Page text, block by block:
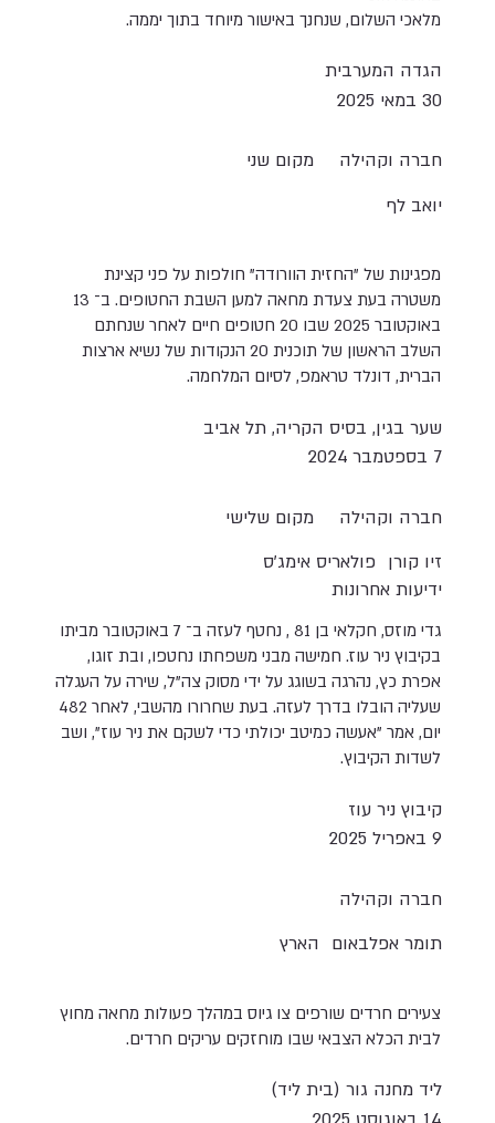
מלאכי השלום, שנחנך באישור מיוחד בתוך יממה.
הגדה המערבית
30 במאי 2025
מקום שני
חברה וקהילה
יואב לף
מפגינות של "החזית הוורודה" חולפות על פני קצינת
משטרה בעת צעדת מחאה למען השבת החטופים. ב־ 13
באוקטובר 2025 שבו 20 חטופים חיים לאחר שנחתם
השלב הראשון של תוכנית 20 הנקודות של נשיא ארצות
הברית, דונלד טראמפ, לסיום המלחמה.
שער בגין, בסיס הקריה, תל אביב
7 בספטמבר 2024
מקום שלישי
חברה וקהילה
פולאריס אימג'ס זיו קורן
ידיעות אחרונות
גדי מוזס, חקלאי בן 81 , נחטף לעזה ב־ 7 באוקטובר מביתו
בקיבוץ ניר עוז. חמישה מבני משפחתו נחטפו, ובת זוגו,
אפרת כץ, נהרגה בשוגג על ידי מסוק צה"ל, שירה על העגלה
שעליה הובלו בדרך לעזה. בעת שחרורו מהשבי, לאחר 482
יום, אמר "אעשה כמיטב יכולתי כדי לשקם את ניר עוז", ושב
לשדות הקיבוץ.
קיבוץ ניר עוז
9 באפריל 2025
חברה וקהילה
הארץ תומר אפלבאום
צעירים חרדים שורפים צו גיוס במהלך פעולות מחאה מחוץ
לבית הכלא הצבאי שבו מוחזקים עריקים חרדים.
ליד מחנה גור (בית ליד)